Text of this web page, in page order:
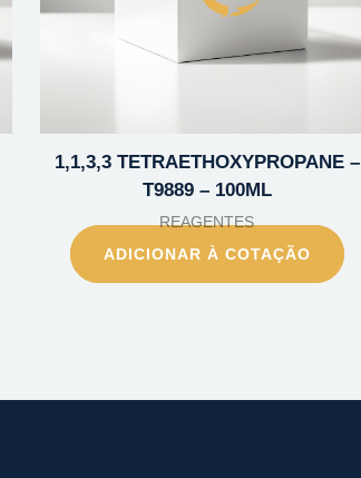
1,1,3,3 TETRAETHOXYPROPANE –
T9889 – 100ML
REAGENTES
ADICIONAR À COTAÇÃO